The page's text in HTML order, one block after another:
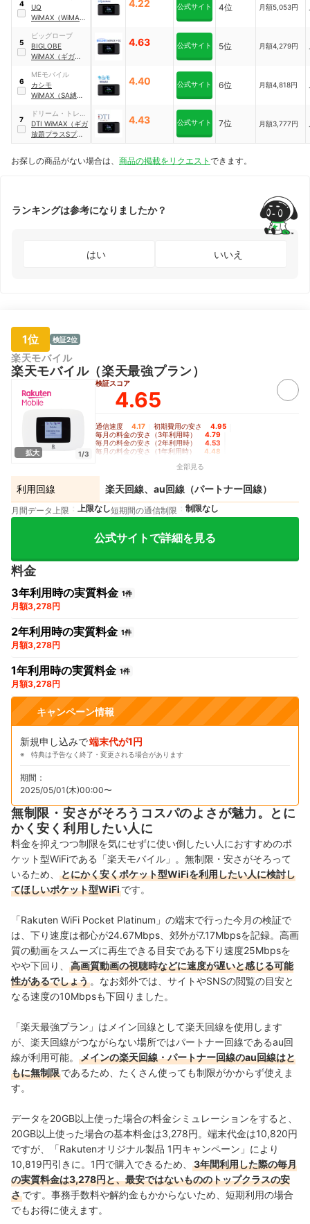
4
ションズ
UQ
WiMAX（WiMAX
スS）
4.22 公式サイト 4位 月額5,053円
5
ビッグローブ
BIGLOBE
WiMAX（ギガ放題
4.63 公式サイト 5位 月額4,279円
6
MEモバイル
カシモ
WiMAX（SA縛り
4.40 公式サイト 6位 月額4,818円
7
ドリーム・トレイ
ン・インターネッ
ト
DTI WiMAX（ギガ
放題プラスSプラ
ン）
4.43 公式サイト 7位 月額3,777円
お探しの商品がない場合は、 商品の掲載をリクエスト できます。
ランキングは参考になりましたか？
はい いいえ
1位 検証2位
楽天モバイル
楽天モバイル（楽天最強プラン）
拡大 1/3
検証スコア
4.65
通信速度 4.17 初期費用の安さ 4.95
毎月の料金の安さ（3年利用時） 4.79
毎月の料金の安さ（2年利用時） 4.53
毎月の料金の安さ（1年利用時） 4.48
全部見る
利用回線 楽天回線、au回線（パートナー回線）
月間データ上限 上限なし短期間の通信制限 制限なし
公式サイトで詳細を見る
料金
3年利用時の実質料金 1件
月額3,278円
2年利用時の実質料金 1件
月額3,278円
1年利用時の実質料金 1件
月額3,278円
キャンペーン情報
新規申し込みで端末代が1円
特典は予告なく終了・変更される場合があります
期間：
2025/05/01(木)00:00〜
無制限・安さがそろうコスパのよさが魅力。とに
かく安く利用したい人に
料金を抑えつつ制限を気にせずに使い倒したい人におすすめのポ
ケット型WiFiである「楽天モバイル」。無制限・安さがそろって
いるため、
とにかく安くポケット型WiFiを利用したい人に検討し
てほしいポケット型WiFiです。
「Rakuten WiFi Pocket Platinum」の端末で行った今月の検証で
は、下り速度は都心が24.67Mbps、郊外が7.17Mbpsを記録。高画
質の動画をスムーズに再生できる目安である下り速度25Mbpsを
やや下回り、
高画質動画の視聴時などに速度が遅いと感じる可能
性があるでしょう。なお郊外では、サイトやSNSの閲覧の目安と
なる速度の10Mbpsも下回りました。
「楽天最強プラン」はメイン回線として楽天回線を使用します
が、楽天回線がつながらない場所ではパートナー回線であるau回
線が利用可能。
メインの楽天回線・パートナー回線のau回線はと
もに無制限であるため、たくさん使っても制限がかからず使えま
す。
データを20GB以上使った場合の料金シミュレーションをすると、
20GB以上使った場合の基本料金は3,278円。端末代金は10,820円
ですが、「Rakutenオリジナル製品 1円キャンペーン」により
10,819円引きに。1円で購入できるため、
3年間利用した際の毎月
の実質料金は3,278円と、最安ではないもののトップクラスの安
さです。事務手数料や解約金もかからないため、短期利用の場合
でもお得に使えます。